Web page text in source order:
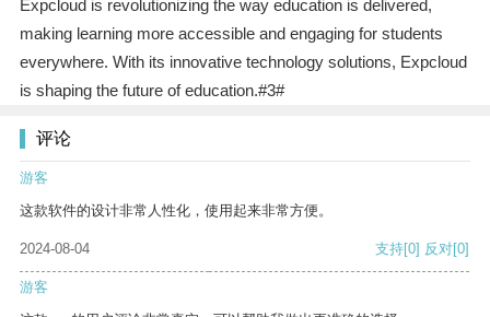
Expcloud is revolutionizing the way education is delivered,
making learning more accessible and engaging for students
everywhere. With its innovative technology solutions, Expcloud
is shaping the future of education.#3#
评论
游客
这款软件的设计非常人性化，使用起来非常方便。
2024-08-04 支持[0] 反对[0]
游客